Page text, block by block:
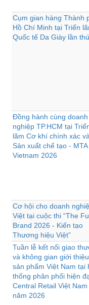
Cụm gian hàng Thành
Hồ Chí Minh tại Triển
Quốc tế Da Giày lần
Đồng hành cùng doanh
nghiệp TP.HCM tại
lãm Cơ khí chính xác và
Sản xuất chế tạo - MTA
Vietnam 2026
Cơ hội cho doanh
Việt tại cuộc thi “The
Brand 2026 - Kiến tạo
Thương hiệu Việt”
Tuần lễ kết nối giao
và không gian giới thiệu
sản phẩm Việt Nam tại
thống phân phối hiện
Central Retail Việt Nam
năm 2026